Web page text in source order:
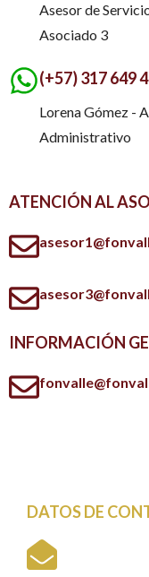
Asesor de
Asociado 3
(+57) 317 649
Lorena Gómez -
Administrativo
ATENCIÓN AL
INFORMACIÓN
DATOS DE